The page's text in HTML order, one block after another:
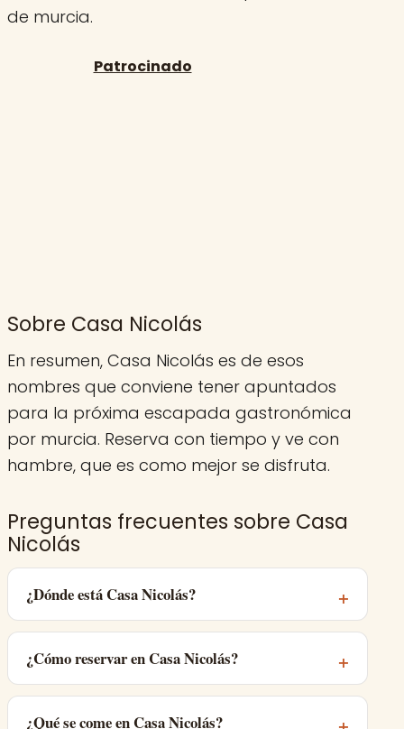
de murcia.
Sobre Casa Nicolás
En resumen, Casa Nicolás es de esos
nombres que conviene tener apuntados
para la próxima escapada gastronómica
por murcia. Reserva con tiempo y ve con
hambre, que es como mejor se disfruta.
Preguntas frecuentes sobre Casa
Nicolás
¿Dónde está Casa Nicolás?
¿Cómo reservar en Casa Nicolás?
¿Qué se come en Casa Nicolás?